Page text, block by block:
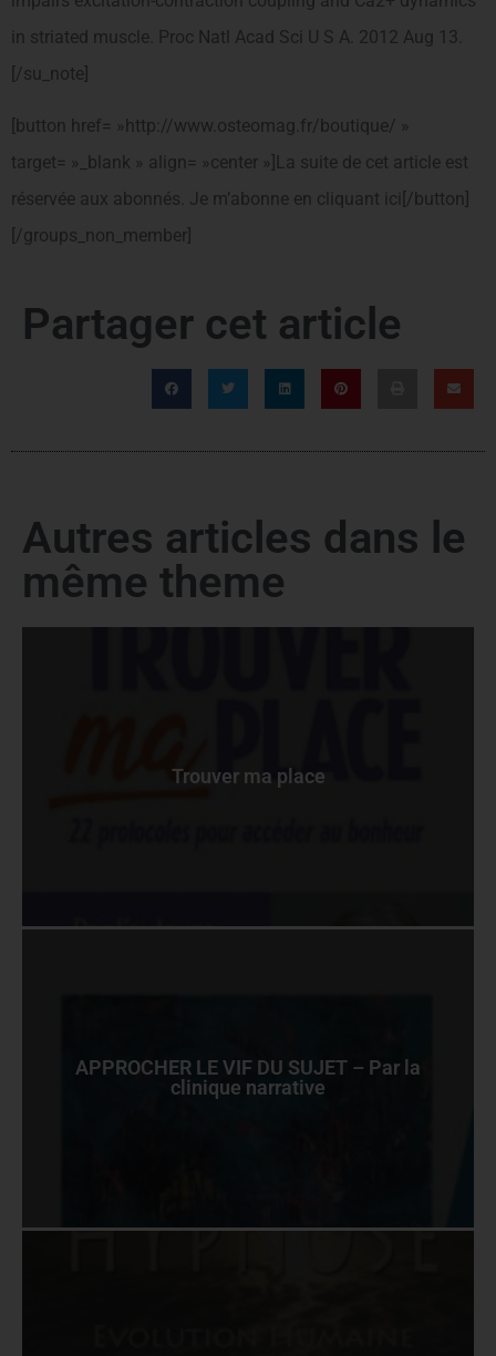
in striated muscle. Proc Natl Acad Sci U S A. 2012 Aug 13.
[/su_note]
[button href= »http://www.osteomag.fr/boutique/ »
target= »_blank » align= »center »]La suite de cet article est
réservée aux abonnés. Je m’abonne en cliquant ici[/button]
[/groups_non_member]
Partager cet article
Autres articles dans le
même theme
Trouver ma place
APPROCHER LE VIF DU SUJET – Par la
clinique narrative